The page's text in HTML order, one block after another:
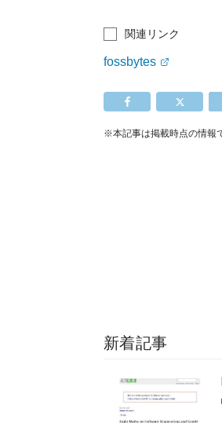
関連リンク
fossbytes
※本記事は掲載時点の情報
新着記事